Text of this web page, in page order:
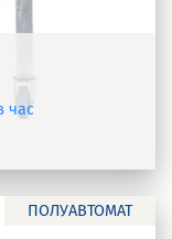
час
ПОЛУАВТОМАТ